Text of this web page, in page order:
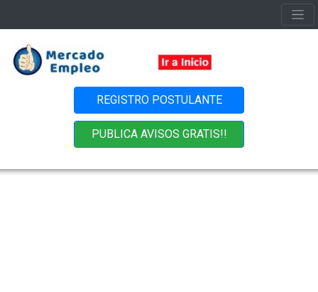
REGISTRO POSTULANTE
PUBLICA AVISOS GRATIS!!